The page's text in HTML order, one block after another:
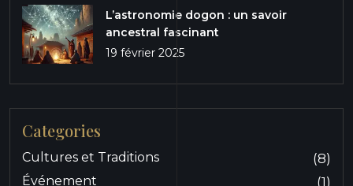
L’astronomie dogon : un savoir
ancestral fascinant
19 février 2025
Categories
Cultures et Traditions (8)
Événement (1)